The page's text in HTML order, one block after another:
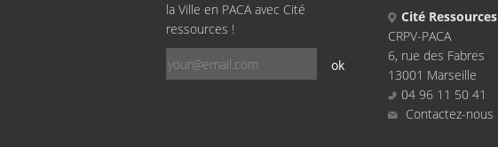
la Ville en PACA avec Cité
ressources !
ok
Cité Ressources
CRPV-PACA
6, rue des Fabres
13001 Marseille
04 96 11 50 41
Contactez-nous